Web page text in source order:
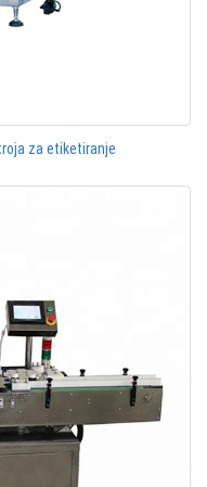
za etiketiranje